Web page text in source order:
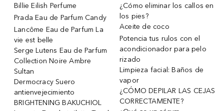
Billie Eilish Perfume
Prada Eau de Parfum Candy
Lancôme Eau de Parfum La
vie est belle
Serge Lutens Eau de Parfum
Collection Noire Ambre
Sultan
Dermocracy Suero
antienvejecimiento
BRIGHTENING BAKUCHIOL
¿Cómo eliminar los callos en
los pies?
Aceite de coco
Potencia tus rulos con el
acondicionador para pelo
rizado
Limpieza facial: Baños de
vapor
¿CÓMO DEPILAR LAS CEJAS
CORRECTAMENTE?